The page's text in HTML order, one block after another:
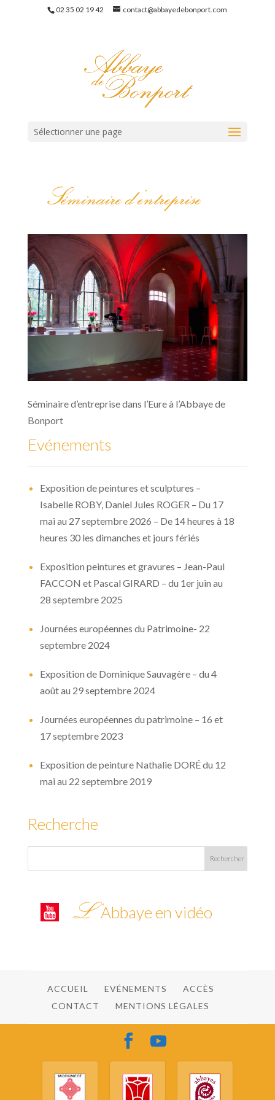
02 35 02 19 42 contact@abbayedebonport.com
Sélectionner une page
Séminaire d’entreprise
Séminaire d’entreprise dans l’Eure à l’Abbaye de
Bonport
Evénements
Exposition de peintures et sculptures –
Isabelle ROBY, Daniel Jules ROGER – Du 17
mai au 27 septembre 2026 – De 14 heures à 18
heures 30 les dimanches et jours fériés
Exposition peintures et gravures – Jean-Paul
FACCON et Pascal GIRARD – du 1er juin au
28 septembre 2025
Journées européennes du Patrimoine- 22
septembre 2024
Exposition de Dominique Sauvagère – du 4
août au 29 septembre 2024
Journées européennes du patrimoine – 16 et
17 septembre 2023
Exposition de peinture Nathalie DORÉ du 12
mai au 22 septembre 2019
Recherche
L’Abbaye en vidéo
ACCUEIL EVÉNEMENTS
ACCÈS
CONTACT
MENTIONS LÉGALES